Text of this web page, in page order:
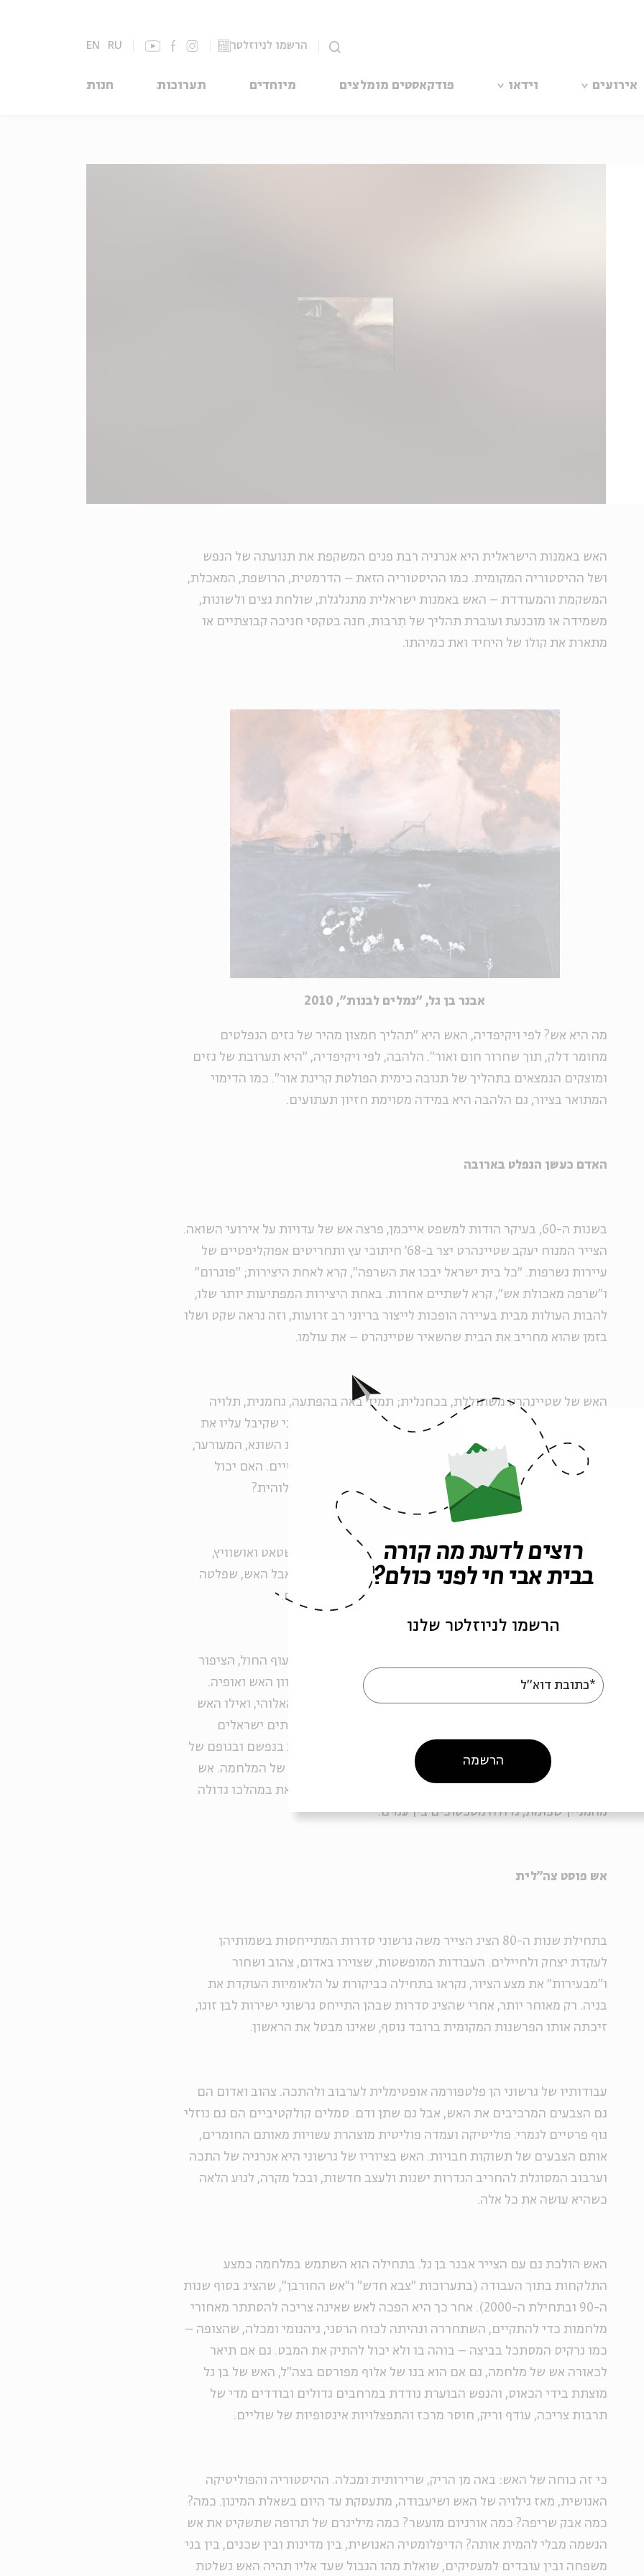
הרשמו לניוזלטר EN RU
אירועים וידאו פודקאסטים מומלצים מיוחדים תערוכות חנות
האש באמנות הישראלית היא אנרגיה רבת פנים המשקפת את תנועתה של הנפש
ושל ההיסטוריה המקומית. כמו ההיסטוריה הזאת – הדרמטית, הרושפת, המאכלת,
המשקמת והמעודדת – האש באמנות ישראלית מתגלגלת, שולחת גצים ולשונות,
משמידה או מוכנעת ועוברת תהליך של תִרבות, חגה בטקסי חניכה קבוצתיים או
מתארת את קולו של היחיד ואת כמיהתו.
אבנר בן גל, "נמלים לבנות", 2010
מה היא אש? לפי ויקיפדיה, האש היא "תהליך חמצון מהיר של גזים הנפלטים
מחומר דלק, תוך שחרור חום ואור". הלהבה, לפי ויקיפדיה, "היא תערובת של גזים
ומוצקים הנמצאים בתהליך של תגובה כימית הפולטת קרינת אור". כמו הדימוי
המתואר בציור, גם הלהבה היא במידה מסוימת חזיון תעתועים.
האדם כעשן הנפלט בארובה
בשנות ה-60, בעיקר הודות למשפט אייכמן, פרצה אש של עדויות על אירועי השואה.
הצייר המנוח יעקב שטיינהרט יצר ב-68' חיתוכי עץ ותחריטים אפוקליפטיים של
עיירות נשרפות. "כל בית ישראל יבכו את השרפה", קרא לאחת היצירות; "פוגרום"
ו"שרפה מאכולת אש", קרא לשתיים אחרות. באחת היצירות המפתיעות יותר שלו,
להבות העולות מבית בעיירה הופכות לייצור בריוני רב זרועות, וזה נראה שקט ושלו
בזמן שהוא מחריב את הבית שהשאיר שטיינהרט – את עולמו.
האש של שטיינהרט משתוללת, בכחנלית; תמיד באה בהפתעה, גחמנית, תלויה
במצב רוחו של מי שהבעיר אותה. מי הוא? שטיינהרט הוא חילוני שקיבל עליו את
ערכי הנאורות וההשכלה, והוא יודע שהאש הובערה בידי הזולת השונא, המעורער,
המאוים והמקנא. עם זאת, ברבות מיצירותיו יש דימוים מטאפיזיים. האם יכול
להיות שבתוך תוכו חש שטיינהרט שהאש המשמידה היא אש אלוהית?
שטיינהרט שורף בציוריו בתים. אצל יהודה בקון, ניצול טרייזינשטאט ואושוויץ,
האדם עצמו מותך באש האקסטטית ונפלט כעשן דרך הארובה. אבל האש, שפלטה
לשמים תערובת של אנשים ורעל, לא הצליחה להשמיד את כולם.
אמנים ישראלים רבים בדור שלאחר השואה ציירו או פיסלו את עוף החול, הציפור
שנשרפה וקמה לתחייה. כשעוף החול פורש כנפיים, משתנה כיוון האש ואופיה.
מקורה של אש השואה היא באחר השונא, ואולי גם בחרון האף האלוהי, ואילו האש
הישראלית שלאחר קום המדינה מתוארת כדו שיח קטלני שמציתים ישראלים
ושכניהם; העוצמה הפורצת לאחר ההצתה, הנזק שהיא מחוללת בנפשם ובגופם של
המציתים גדולה בהרבה מההצתה עצמה, קרי, מהתכנון הקפדני של המלחמה. אש
התחמושת אמנם נספרת ערב הקרב או המבצע, אבל האש שיוצאת במהלכו גדולה
מהמניין שכּוּמת, גדולה מסכסוכים בין עמים.
אש פוסט צה"לית
בתחילת שנות ה-80 הציג הצייר משה גרשוני סדרות המתייחסות בשמותיהן
לעקדת יצחק ולחיילים. העבודות המופשטות, שצוירו באדום, צהוב ושחור
ו"מבעירות" את מצע הציור, נקראו בתחילה כביקורת על הלאומיות העוקדת את
בניה. רק מאוחר יותר, אחרי שהציג סדרות שבהן התייחס גרשוני ישירות לבן זוגו,
זיכתה אותו הפרשנות המקומית ברובד נוסף, שאינו מבטל את הראשון.
עבודותיו של גרשוני הן פלטפורמה אופטימלית לערבוב ולהתכה. צהוב ואדום הם
גם הצבעים המרכיבים את האש, אבל גם שתן ודם. סמלים קולקטיביים הם גם נוזלי
גוף פרטיים לגמרי. פוליטיקה ועמדה פוליטית מוצהרת עשויות מאותם החומרים,
אותם הצבעים של תשוקות חבויות. האש בציוריו של גרשוני היא אנרגיה של התכה
וערבוב המסוגלת להחריב הגדרות ישנות ולעצב חדשות, ובכל מקרה, לנוע הלאה
כשהיא עושה את כל אלה.
האש הולכת גם עם הצייר אבנר בן גל. בתחילה הוא השתמש במלחמה כמצע
התלקחות בתוך העבודה (בתערוכות "צבא חדש" ו"אש החורבן", שהציג בסוף שנות
ה-90 ובתחילת ה-2000). אחר כך היא הפכה לאש שאינה צריכה להסתתר מאחורי
מלחמות כדי להתקיים, השתחררה ונהיתה לכוח הרסני, גיהנומי ומכלה, שהצופה –
כמו נרקיס המסתכל בביצה – בוהה בו ולא יכול להתיק את המבט. גם אם תיאר
לכאורה אש של מלחמה, גם אם הוא בנו של אלוף מפורסם בצה"ל, האש של בן גל
מוצתת בידי הכאוס, והנפש הבוערת נודדת במרחבים גדולים ובודדים מדי של
תרבות צריכה, עודף וריק, חוסר מרכז והתפצלויות אינסופיות של שוליים.
כי זה כוחה של האש: באה מן הריק, שרירותית ומכלה. ההיסטוריה והפוליטיקה
האנושית, מאז גילויה של האש ושיעבודה, מתעסקת עד היום בשאלת המינון. כמה?
כמה אבק שריפה? כמה אורניום מועשר? כמה מיליגרם של תרופה שתשקיט את אש
הנשמה מבלי להמית אותה? הדיפלומטיה האנושית, בין מדינות ובין שכנים, בין בני
משפחה ובין עובדים למעסיקים, שואלת מהו הגבול שעד אליו תהיה האש נשלטת
רוצים לדעת מה קורה
בבית אבי חי לפני כולם?
הרשמו לניוזלטר שלנו
*כתובת דוא"ל
הרשמה